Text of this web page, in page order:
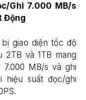
Ghi 7.000 MB/s
Động
bị giao diện tốc độ
2TB và 1TB mang
MB/s và ghi
hiệu suất đọc/ghi